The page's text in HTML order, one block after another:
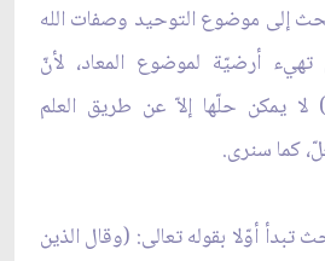
إلى موضوع التوحيد وصفات الله
أرضيّة لموضوع المعاد، لأنّ
يمكن حلّها إلاّ عن طريق العلم
كما سنرى.
تبدأ أوّلا بقوله تعالى: (وقال الذين